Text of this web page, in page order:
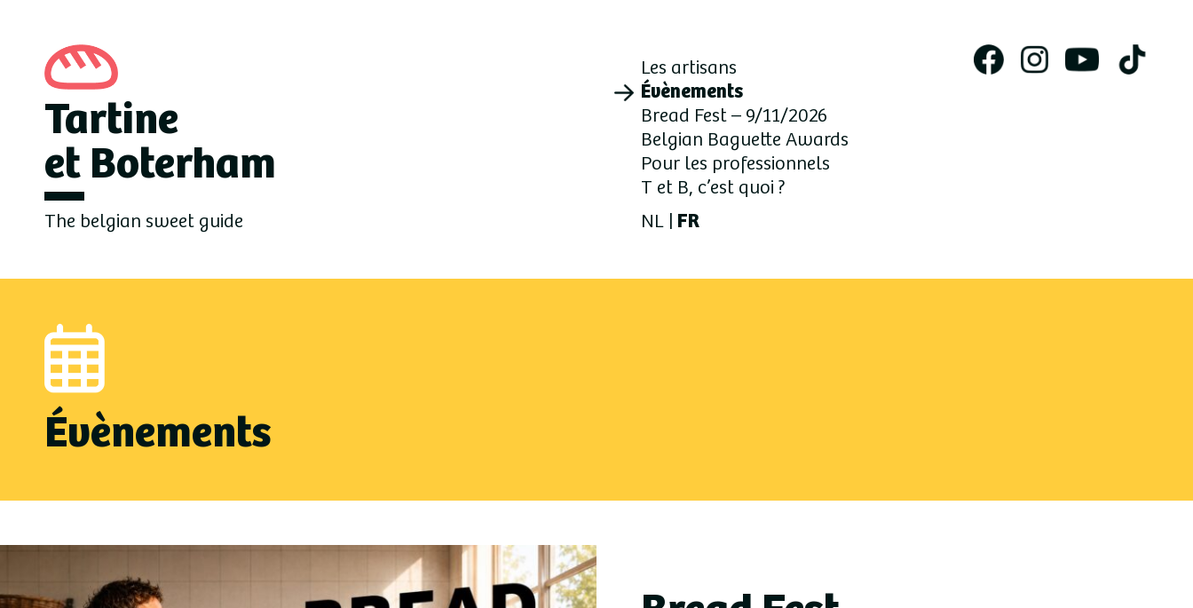
Tartine
et Boterham
The belgian sweet guide
Les artisans
Évènements
Bread Fest – 9/11/2026
Belgian Baguette Awards
Pour les professionnels
T et B, c’est quoi ?
NL
FR
Évènements